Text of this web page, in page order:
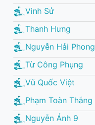
Vinh Sử
Thanh Hưng
Nguyễn Hải Phong
Từ Công Phụng
Vũ Quốc Việt
Phạm Toàn Thắng
Nguyễn Ánh 9